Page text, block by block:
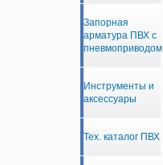
Запорная
арматура ПВХ с
пневмоприводом
Инструменты и
аксессуары
Тех. каталог ПВХ